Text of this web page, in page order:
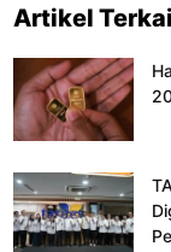
Artikel